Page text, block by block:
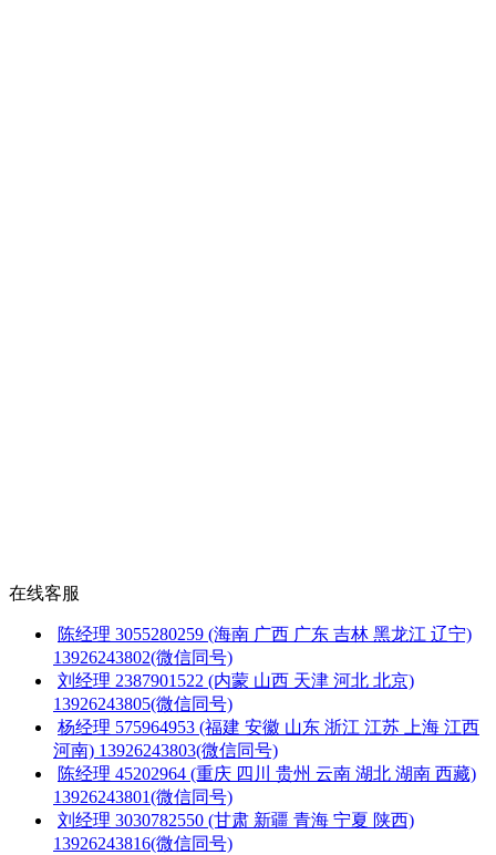
在线客服
陈经理 3055280259 (海南 广西 广东 吉林 黑龙江 辽宁)
13926243802(微信同号)
刘经理 2387901522 (内蒙 山西 天津 河北 北京)
13926243805(微信同号)
杨经理 575964953 (福建 安徽 山东 浙江 江苏 上海 江西
河南) 13926243803(微信同号)
陈经理 45202964 (重庆 四川 贵州 云南 湖北 湖南 西藏)
13926243801(微信同号)
刘经理 3030782550 (甘肃 新疆 青海 宁夏 陕西)
13926243816(微信同号)